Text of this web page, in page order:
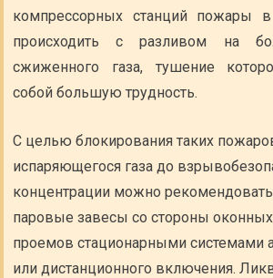
компрессорных станций пожары
происходить с разливом на
сжиженного газа, тушение
собой большую трудность.
С целью блокирования таких
испаряющегося газа до
концентрации можно
паровые завесы со стороны
проемов стационарными системами
или дистанционного включения.